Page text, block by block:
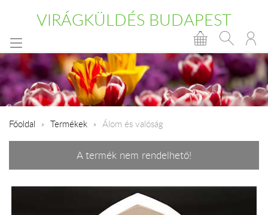
VIRÁGKÜLDÉS BUDAPEST
Főoldal Termékek Álom és valóság
A termék nem rendelhető!